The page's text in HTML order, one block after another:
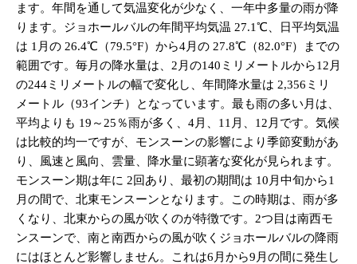
ます。年間を通して気温変化が少なく、一年中多量の雨が降
ります。ジョホールバルの年間平均気温 27.1℃、日平均気温
は 1月の 26.4℃（79.5°F）から4月の 27.8℃（82.0°F）までの
範囲です。毎月の降水量は、2月の140ミリメートルから12月
の244ミリメートルの幅で変化し、年間降水量は 2,356ミリ
メートル（93インチ）となっています。最も雨の多い月は、
平均よりも 19～25％雨が多く、4月、11月、12月です。気候
は比較的均一ですが、モンスーンの影響により季節変動があ
り、風速と風向、雲量、降水量に顕著な変化が見られます。
モンスーン期は年に 2回あり、最初の期間は 10月中旬から1
月の間で、北東モンスーンとなります。この時期は、雨が多
くなり、北東からの風が吹くのが特徴です。2つ目は南西モ
ンスーンで、南と南西からの風が吹くジョホールバルの降雨
にはほとんど影響しません。これは6月から9月の間に発生し